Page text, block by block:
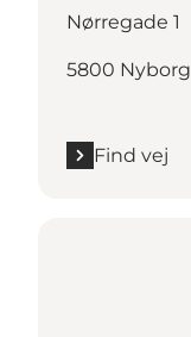
Nørregade 1
5800 Nyborg
Find vej